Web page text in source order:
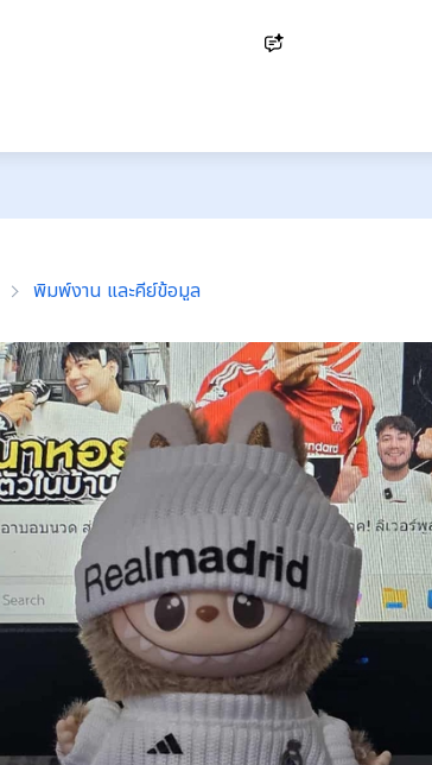
พิมพ์งาน และคีย์ข้อมูล